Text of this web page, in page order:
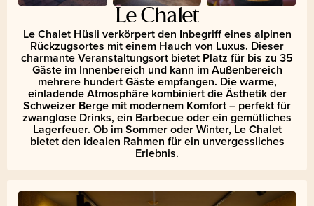
Le Chalet
Le Chalet Hüsli verkörpert den Inbegriff eines alpinen
Rückzugsortes mit einem Hauch von Luxus. Dieser
charmante Veranstaltungsort bietet Platz für bis zu 35
Gäste im Innenbereich und kann im Außenbereich
mehrere hundert Gäste empfangen. Die warme,
einladende Atmosphäre kombiniert die Ästhetik der
Schweizer Berge mit modernem Komfort – perfekt für
zwanglose Drinks, ein Barbecue oder ein gemütliches
Lagerfeuer. Ob im Sommer oder Winter, Le Chalet
bietet den idealen Rahmen für ein unvergessliches
Erlebnis.